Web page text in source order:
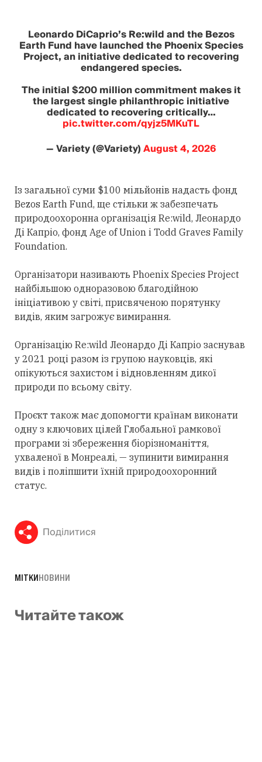
Leonardo DiCaprio’s Re:wild and the Bezos
Earth Fund have launched the Phoenix Species
Project, an initiative dedicated to recovering
endangered species.
The initial $200 million commitment makes it
the largest single philanthropic initiative
dedicated to recovering critically…
pic.twitter.com/qyjz5MKuTL
— Variety (@Variety)August 4, 2026
Із загальної суми $100 мільйонів надасть фонд
Bezos Earth Fund, ще стільки ж забезпечать
природоохоронна організація Re:wild, Леонардо
Ді Капріо, фонд Age of Union і Todd Graves Family
Foundation.
Організатори називають Phoenix Species Project
найбільшою одноразовою благодійною
ініціативою у світі, присвяченою порятунку
видів, яким загрожує вимирання.
Організацію Re:wild Леонардо Ді Капріо заснував
у 2021 році разом із групою науковців, які
опікуються захистом і відновленням дикої
природи по всьому світу.
Проєкт також має допомогти країнам виконати
одну з ключових цілей Глобальної рамкової
програми зі збереження біорізноманіття,
ухваленої в Монреалі, — зупинити вимирання
видів і поліпшити їхній природоохоронний
статус.
Поділитися
МІТКИНОВИНИ
Читайте також